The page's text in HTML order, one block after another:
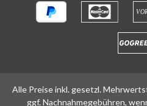
verhindert, dass der
nächtlichen Bewegungen
Größenauswahl
strapazierfähig und lässt
Alle Preise inkl. gesetzl.
ggf. Nachnahmegebühren,